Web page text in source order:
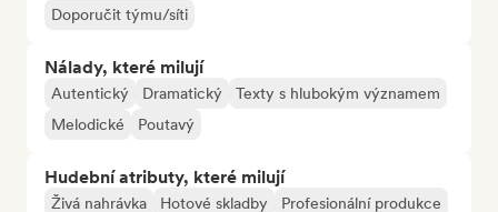
Doporučit týmu/síti
Nálady, které milují
Autentický Dramatický
Texty s hlubokým významem
Melodické
Poutavý
Hudební atributy, které milují
Živá nahrávka Hotové skladby
Profesionální produkce